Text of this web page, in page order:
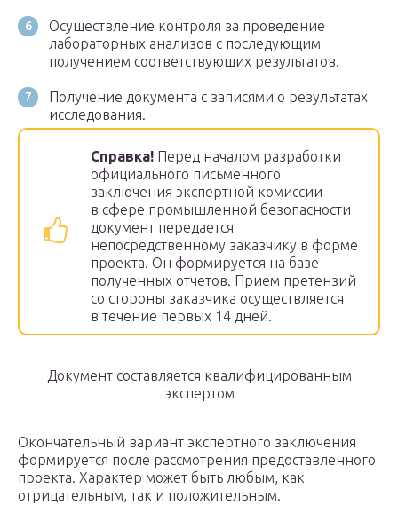
Осуществление контроля за проведение
лабораторных анализов с последующим
получением соответствующих результатов.
Получение документа с записями о результатах
исследования.
Справка! Перед началом разработки
официального письменного
заключения экспертной комиссии
в сфере промышленной безопасности
документ передается
непосредственному заказчику в форме
проекта. Он формируется на базе
полученных отчетов. Прием претензий
со стороны заказчика осуществляется
в течение первых 14 дней.
Документ составляется квалифицированным
экспертом
Окончательный вариант экспертного заключения
формируется после рассмотрения предоставленного
проекта. Характер может быть любым, как
отрицательным, так и положительным.